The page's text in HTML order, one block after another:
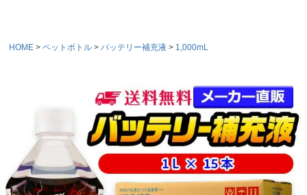
HOME ペットボトル バッテリー補充液 1,000mL